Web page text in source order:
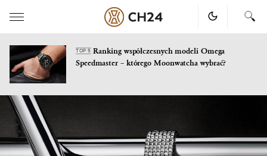
Skip
content
TOP 5Ranking współczesnych modeli Omega
Speedmaster – którego Moonwatcha wybrać?